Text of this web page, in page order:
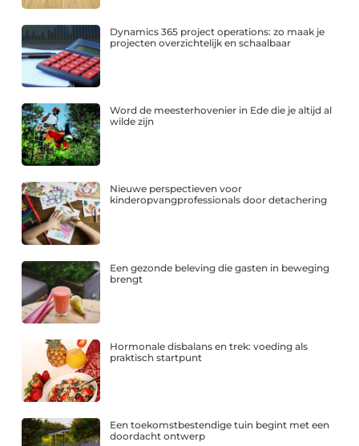
Dynamics 365 project operations: zo maak je
projecten overzichtelijk en schaalbaar
Word de meesterhovenier in Ede die je altijd al
wilde zijn
Nieuwe perspectieven voor
kinderopvangprofessionals door detachering
Een gezonde beleving die gasten in beweging
brengt
Hormonale disbalans en trek: voeding als
praktisch startpunt
Een toekomstbestendige tuin begint met een
doordacht ontwerp